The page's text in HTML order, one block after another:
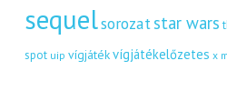
sequelsorozatstar wars
spot uip vígjátékvígjátékelőzetes x